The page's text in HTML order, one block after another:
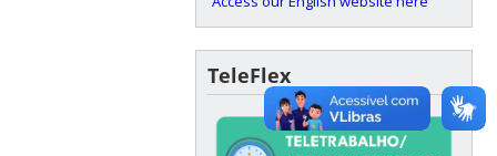
TeleFlex